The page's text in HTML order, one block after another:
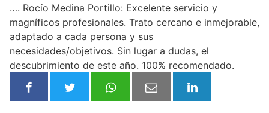
…. Rocío Medina Portillo: Excelente servicio y
magníficos profesionales. Trato cercano e inmejorable,
adaptado a cada persona y sus
necesidades/objetivos. Sin lugar a dudas, el
descubrimiento de este año. 100% recomendado.